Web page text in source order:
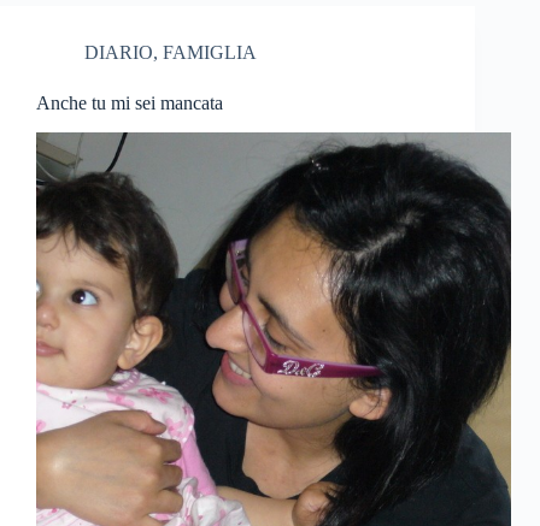
DIARIO, FAMIGLIA
Anche tu mi sei mancata